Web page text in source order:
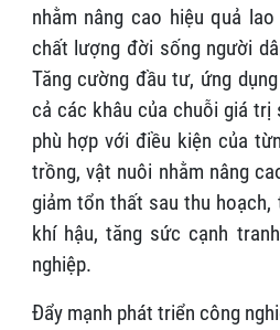
nhằm nâng cao hiệu quả
chất lượng đời sống người
Tăng cường đầu tư, ứng
cả các khâu của chuỗi giá trị
phù hợp với điều kiện của
trồng, vật nuôi nhằm nâng
giảm tổn thất sau thu
khí hậu, tăng sức cạnh
nghiệp.
Đẩy mạnh phát triển công